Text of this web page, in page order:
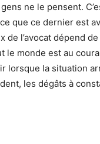
ne le pensent.
que ce dernier est
l’avocat dépend
monde est au
la situation
les dégâts à